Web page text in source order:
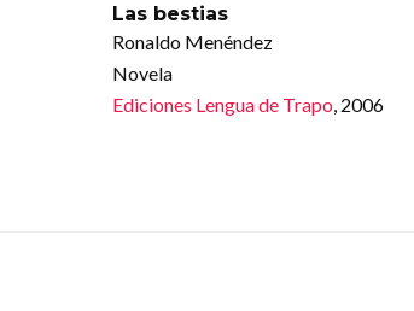
Las bestias
Ronaldo Menéndez
Novela
Ediciones Lengua de Trapo , 2006